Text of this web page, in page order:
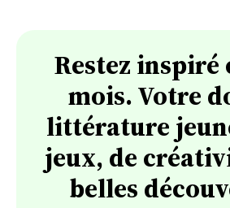
Restez inspiré
mois. Votre
littérature
jeux, de
belles